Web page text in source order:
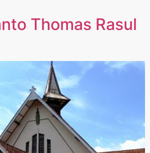
Thomas Rasul